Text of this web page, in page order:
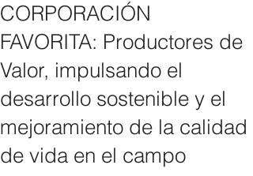
CORPORACIÓN
FAVORITA: Productores de
Valor, impulsando el
desarrollo sostenible y el
mejoramiento de la calidad
de vida en el campo